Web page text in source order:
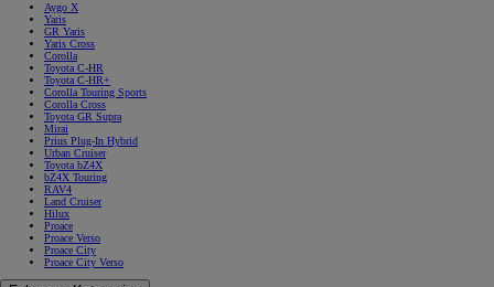
Aygo X
Yaris
GR Yaris
Yaris Cross
Corolla
Toyota C-HR
Toyota C-HR+
Corolla Touring Sports
Corolla Cross
Toyota GR Supra
Mirai
Prius Plug-In Hybrid
Urban Cruiser
Toyota bZ4X
bZ4X Touring
RAV4
Land Cruiser
Hilux
Proace
Proace Verso
Proace City
Proace City Verso